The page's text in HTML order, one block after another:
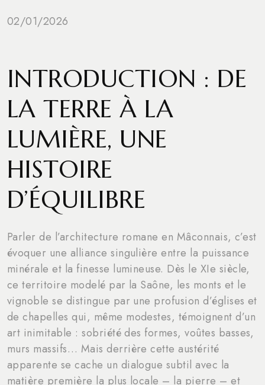
02/01/2026
INTRODUCTION : DE
LA TERRE À LA
LUMIÈRE, UNE
HISTOIRE
D’ÉQUILIBRE
Parler de l’architecture romane en Mâconnais, c’est
évoquer une alliance singulière entre la puissance
minérale et la finesse lumineuse. Dès le XIe siècle,
ce territoire modelé par la Saône, les monts et le
vignoble se distingue par une profusion d’églises et
de chapelles qui, même modestes, témoignent d’un
art inimitable : sobriété des formes, voûtes basses,
murs massifs… Mais derrière cette austérité
apparente se cache un dialogue subtil avec la
matière première la plus locale – la pierre – et